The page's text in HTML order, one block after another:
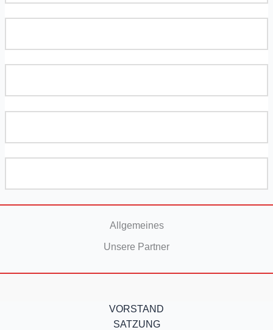
Allgemeines
Unsere Partner
VORSTAND
SATZUNG